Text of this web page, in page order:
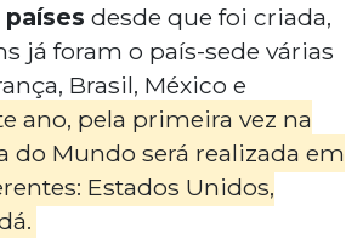
países desde que foi criada,
já foram o país-sede várias
Brasil, México e
ano, pela primeira vez na
do Mundo será realizada em
Estados Unidos,